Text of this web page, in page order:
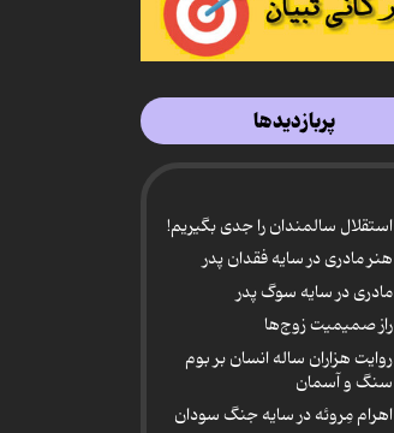
پربازدیدها
استقلال سالمندان را جدی بگیریم!
هنر مادری در سایه‌ فقدان پدر
مادری در سایه سوگ پدر
راز صمیمیت زوج‌ها
روایت هزاران ساله انسان بر بوم
سنگ و آسمان
اهرام مِروئه در سایه جنگ سودان